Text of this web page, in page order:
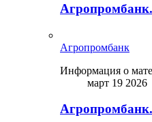
Агропромбанк
Информация о
март 19 2026